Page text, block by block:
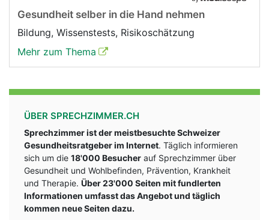
Gesundheit selber in die Hand nehmen
Bildung, Wissenstests, Risikoschätzung
Mehr zum Thema
ÜBER SPRECHZIMMER.CH
Sprechzimmer ist der meistbesuchte Schweizer
Gesundheitsratgeber im Internet. Täglich informieren
sich um die 18'000 Besucher auf Sprechzimmer über
Gesundheit und Wohlbefinden, Prävention, Krankheit
und Therapie. Über 23'000 Seiten mit fundlerten
Informationen umfasst das Angebot und täglich
kommen neue Seiten dazu.